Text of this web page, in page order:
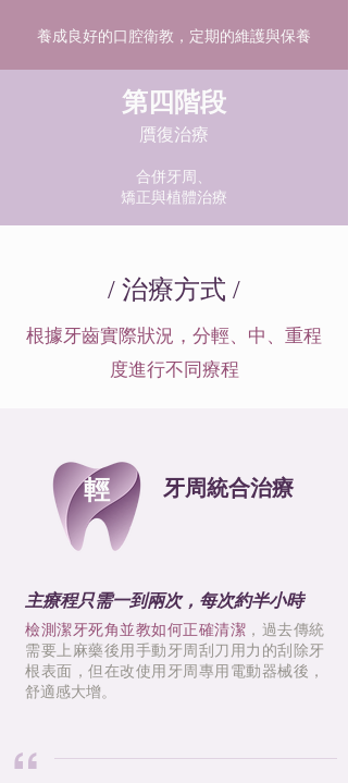
養成良好的口腔衛教，定期的維護與保養
​第四階段
贋復治療
合併牙周、
矯正與植體治療
​/ 治療方式 /
根據牙齒實際狀況，分輕、中、重程
度進行不同療程
輕 牙周統合治療
主療程只需一到兩次，每次約半小時
檢測潔牙死角並教如何正確清潔 ，過去傳統
需要上麻藥後用手動牙周刮刀用力的刮除牙
根表面，但在改使用牙周專用電動器械後，
舒適感大增。